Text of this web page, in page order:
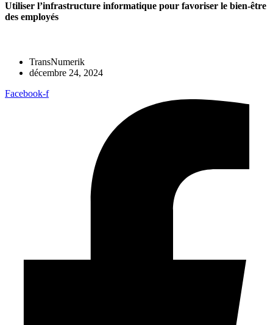
Utiliser l’infrastructure informatique pour favoriser le bien-être
des employés
TransNumerik
décembre 24, 2024
Facebook-f